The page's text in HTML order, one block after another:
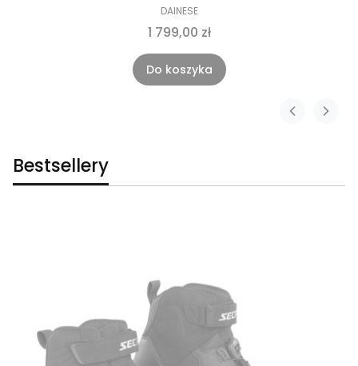
DAINESE
1 799,00 zł
Do koszyka
Bestsellery